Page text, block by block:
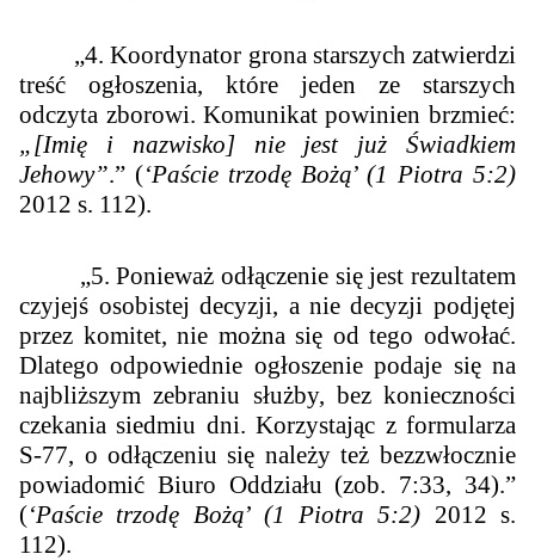
„4. Koordynator grona starszych zatwierdzi
treść ogłoszenia, które jeden ze starszych
odczyta zborowi. Komunikat powinien brzmieć:
„[Imię i nazwisko] nie jest już Świadkiem
Jehowy”.” (‘Paście trzodę Bożą’(1 Piotra 5:2)
2012 s. 112).
„5. Ponieważ odłączenie się jest rezultatem
czyjejś osobistej decyzji, a nie decyzji podjętej
przez komitet, nie można się od tego odwołać.
Dlatego odpowiednie ogłoszenie podaje się na
najbliższym zebraniu służby, bez konieczności
czekania siedmiu dni. Korzystając z formularza
S-77, o odłączeniu się należy też bezzwłocznie
powiadomić Biuro Oddziału (zob. 7:33, 34).”
(‘Paście trzodę Bożą’ (1 Piotra 5:2) 2012 s.
112).